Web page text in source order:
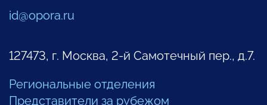
id@opora.ru
127473, г. Москва, 2-й Самотечный пер., д.7.
Региональные отделения
Представители за рубежом